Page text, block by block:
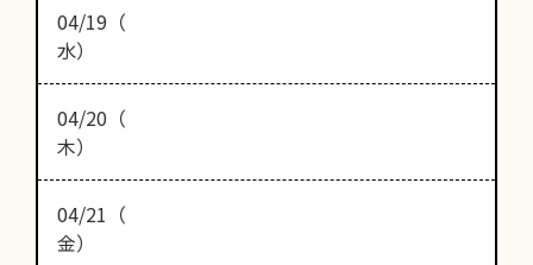
04/19（
水）
04/20（
木）
04/21（
金）